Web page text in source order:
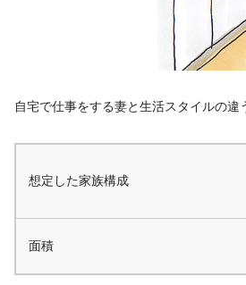
自宅で仕事をする妻と生活スタイルの
想定した家族構成
面積